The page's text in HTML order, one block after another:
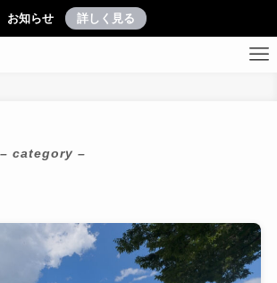
お知らせ 詳しく見る
– category –